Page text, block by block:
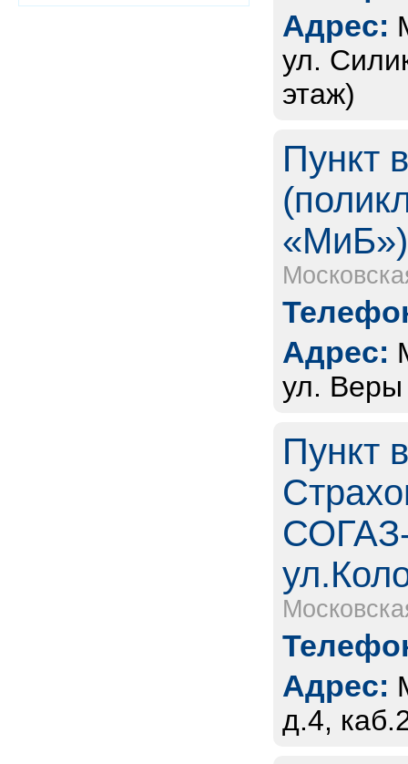
Адрес:
ул.
этаж)
Пункт
Адрес:
ул. Веры
Пункт
Адрес:
д.4,